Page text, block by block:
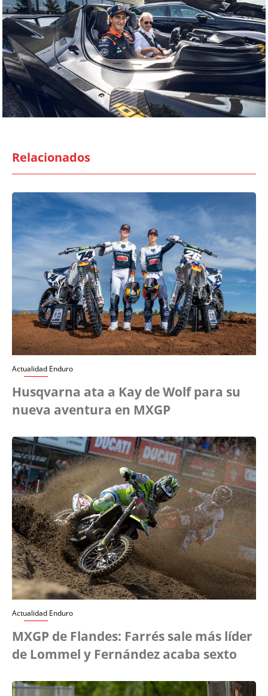
Relacionados
Actualidad Enduro
Husqvarna ata a Kay de Wolf para su
nueva aventura en MXGP
Actualidad Enduro
MXGP de Flandes: Farrés sale más líder
de Lommel y Fernández acaba sexto